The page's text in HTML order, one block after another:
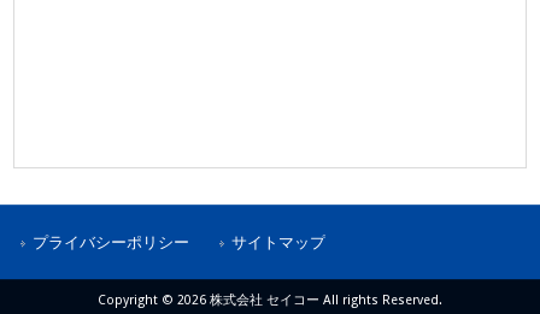
プライバシーポリシー サイトマップ
Copyright © 2026 株式会社 セイコー All rights Reserved.